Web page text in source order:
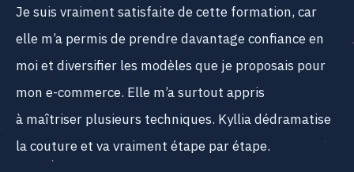
Je suis vraiment satisfaite de cette formation, car
elle m’a permis de prendre davantage confiance en
moi et diversifier les modèles que je proposais pour
mon e-commerce. Elle m’a surtout appris
à maîtriser plusieurs techniques. Kyllia dédramatise
la couture et va vraiment étape par étape.